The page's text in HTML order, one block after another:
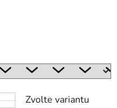
Zvolte variantu